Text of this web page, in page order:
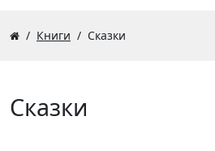
Сказки
Книги Сказки